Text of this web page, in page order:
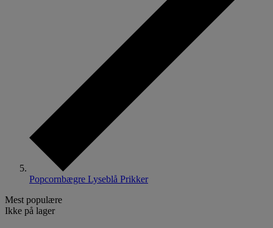
Popcornbægre Lyseblå Prikker
Mest populære
Ikke på lager